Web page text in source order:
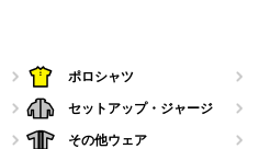
ポロシャツ
セットアップ・ジャージ
その他ウェア